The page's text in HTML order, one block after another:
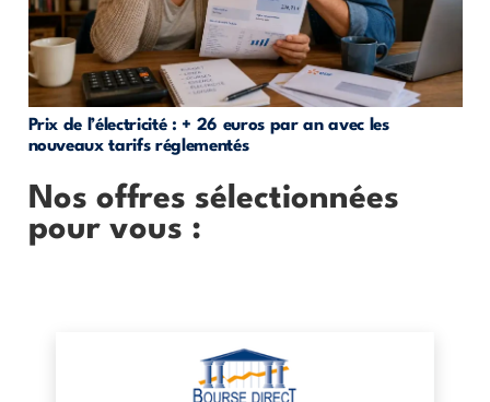
Prix de l’électricité : + 26 euros par an avec les
nouveaux tarifs réglementés
Nos offres sélectionnées
pour vous :